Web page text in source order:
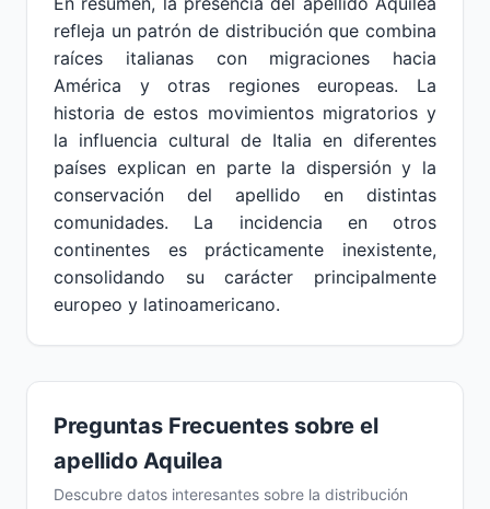
refleja un patrón de distribución que combina
raíces italianas con migraciones hacia
América y otras regiones europeas. La
historia de estos movimientos migratorios y
la influencia cultural de Italia en diferentes
países explican en parte la dispersión y la
conservación del apellido en distintas
comunidades. La incidencia en otros
continentes es prácticamente inexistente,
consolidando su carácter principalmente
europeo y latinoamericano.
Preguntas Frecuentes sobre el
apellido Aquilea
Descubre datos interesantes sobre la distribución